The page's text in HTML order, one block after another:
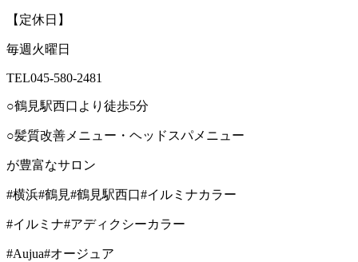
【定休日】
毎週火曜日
TEL045-580-2481
○鶴見駅西口より徒歩5分
○髪質改善メニュー・ヘッドスパメニュー
が豊富なサロン
#横浜#鶴見#鶴見駅西口#イルミナカラー
#イルミナ#アディクシーカラー
#Aujua#オージュア